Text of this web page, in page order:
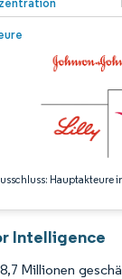
Hauptakteure
Intelligence.
Intelligence
Millionen